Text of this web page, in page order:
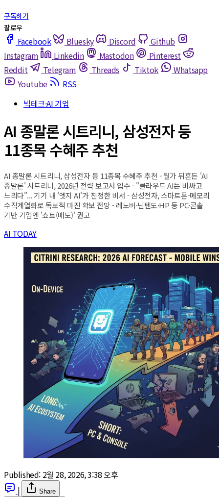
Facebook Bluesky Discord
Github
Instagram
Linkedin Mastodon
Pinterest
Reddit
Telegram Threads Tiktok
Whatsapp
Youtube
RSS
빅테크·AI 기업
AI 종말론 시트리니, 삼성전자 등
11종목 수혜주 추천
AI 종말론 시트리니, 삼성전자 등 11종목 수혜주 추천 - 월가 뒤흔든 'AI
종말론' 시트리니, 2026년 전략 보고서 입수 - "클라우드 AI는 비싸고
느리다"... 기기 내 '엣지 AI'가 진정한 비서 - 삼성전자, 스마트폰-메모리
수직계열화로 독보적 마진 확보 전망 - 레노버·닌텐도·HP 등 PC·콘솔
기반 기업엔 '쇼트(매도)' 권고
AI TODAY
Published: 2월 28, 2026, 3:38 오후
|
Share